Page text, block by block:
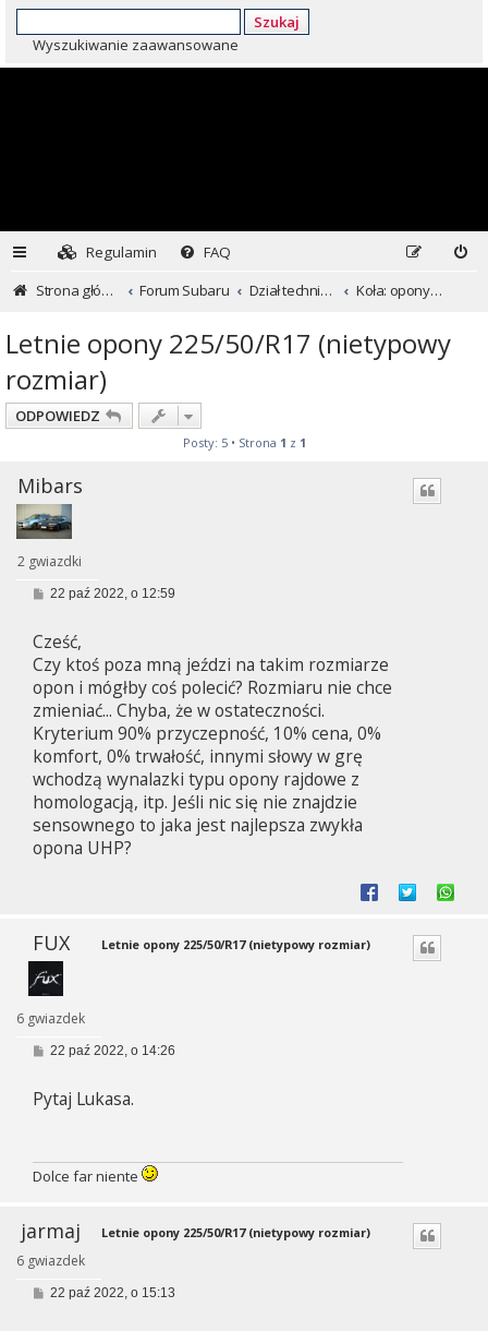
Szukaj
Wyszukiwanie zaawansowane
Regulamin
FAQ
Strona główna
Forum Subaru Dział techniczny ...czyli dla kochających inaczej Koła: opony i felgi
Letnie opony 225/50/R17 (nietypowy
rozmiar)
ODPOWIEDZ
Posty: 5 • Strona 1 z 1
Mibars
2 gwiazdki
P
t
22 paź 2022, o 12:59
Cześć,
Czy ktoś poza mną jeździ na takim rozmiarze
opon i mógłby coś polecić? Rozmiaru nie chce
zmieniać... Chyba, że w ostateczności.
Kryterium 90% przyczepność, 10% cena, 0%
komfort, 0% trwałość, innymi słowy w grę
wchodzą wynalazki typu opony rajdowe z
homologacją, itp. Jeśli nic się nie znajdzie
sensownego to jaka jest najlepsza zwykła
opona UHP?
FUX
6 gwiazdek
Letnie opony 225/50/R17 (nietypowy rozmiar)
P
t
22 paź 2022, o 14:26
Pytaj Lukasa.
Dolce far niente
jarmaj
6 gwiazdek
Letnie opony 225/50/R17 (nietypowy rozmiar)
P22 paź 2022, o 15:13